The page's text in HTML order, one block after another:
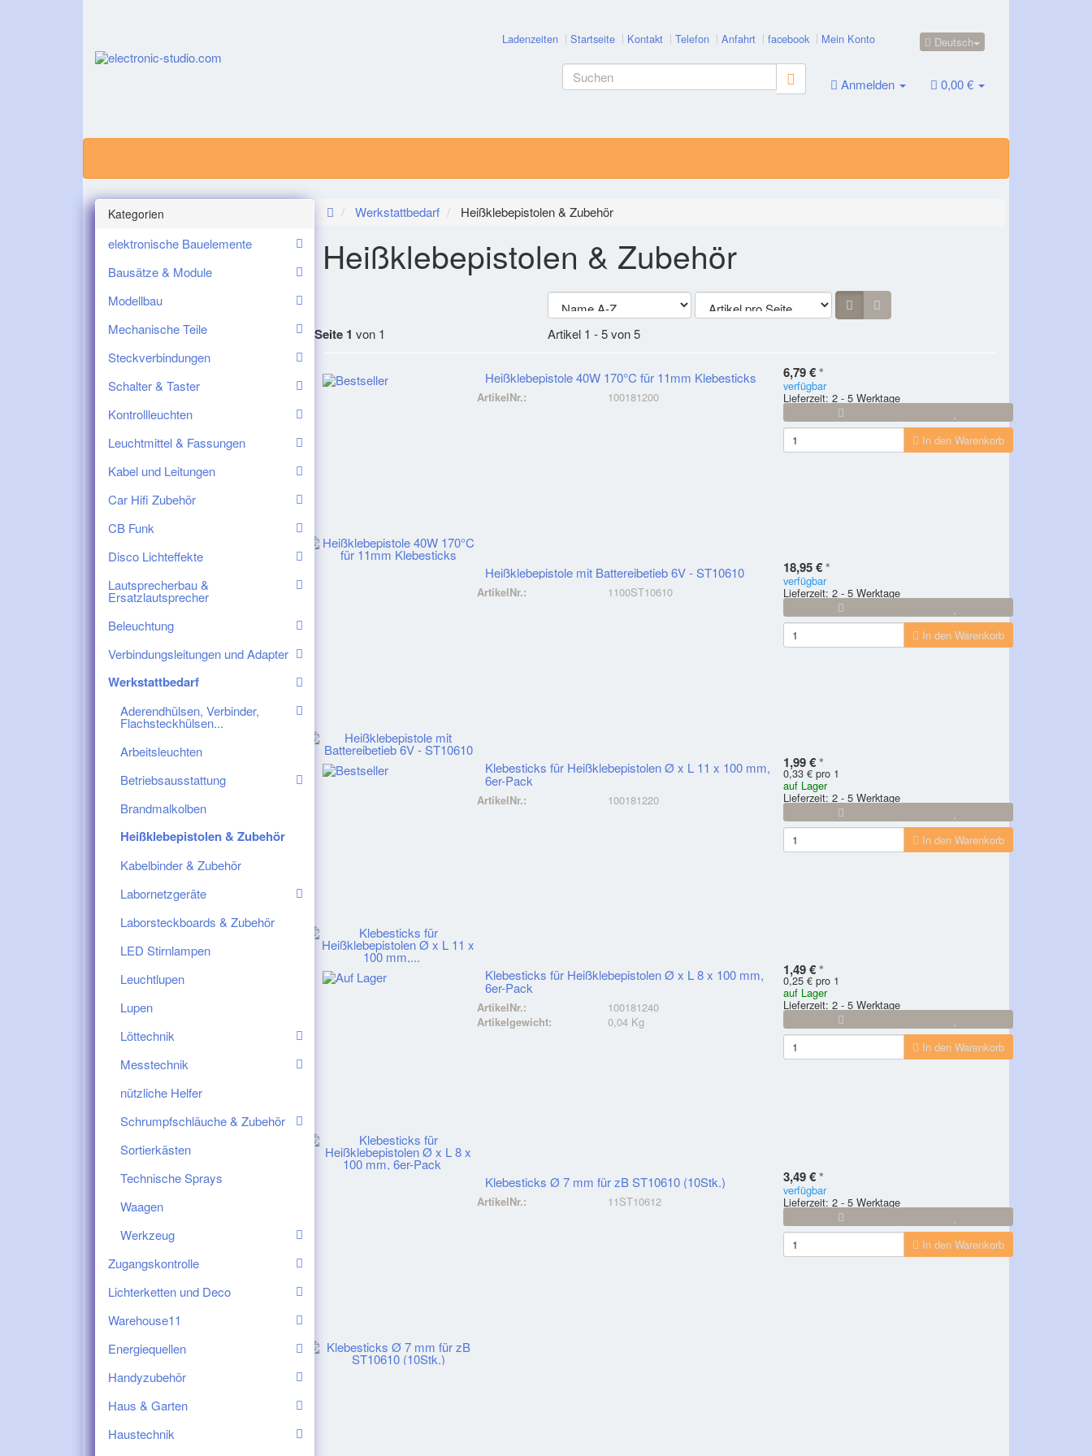
Deutsch
Ladenzeiten Startseite Kontakt Telefon Anfahrt facebook Mein Konto
Anmelden 0,00 €
Werkstattbedarf Heißklebepistolen & Zubehör
Heißklebepistolen & Zubehör
Seite 1 von 1 Artikel 1 - 5 von 5
Heißklebepistole 40W 170°C für 11mm Klebesticks
ArtikelNr.: 100181200
6,79 €*
verfügbar
Lieferzeit: 2 - 5 Werktage
In den Warenkorb
Heißklebepistole mit Battereibetieb 6V - ST10610
ArtikelNr.: 1100ST10610
18,95 €*
verfügbar
Lieferzeit: 2 - 5 Werktage
In den Warenkorb
Klebesticks für Heißklebepistolen Ø x L 11 x 100 mm,
6er-Pack
ArtikelNr.: 100181220
1,99 €*
0,33 € pro 1
auf Lager
Lieferzeit: 2 - 5 Werktage
In den Warenkorb
Klebesticks für Heißklebepistolen Ø x L 8 x 100 mm,
6er-Pack
ArtikelNr.:
100181240
Artikelgewicht:
0,04 Kg
1,49 €*
0,25 € pro 1
auf Lager
Lieferzeit: 2 - 5 Werktage
In den Warenkorb
Klebesticks Ø 7 mm für zB ST10610 (10Stk.)
ArtikelNr.: 11ST10612
3,49 €*
verfügbar
Lieferzeit: 2 - 5 Werktage
In den Warenkorb
Kategorien
elektronische Bauelemente
Bausätze & Module
Modellbau
Mechanische Teile
Steckverbindungen
Schalter & Taster
Kontrollleuchten
Leuchtmittel & Fassungen
Kabel und Leitungen
Car Hifi Zubehör
CB Funk
Disco Lichteffekte
Lautsprecherbau &
Ersatzlautsprecher
Beleuchtung
Verbindungsleitungen und Adapter
Werkstattbedarf
Aderendhülsen, Verbinder,
Flachsteckhülsen...
Arbeitsleuchten
Betriebsausstattung
Brandmalkolben
Heißklebepistolen & Zubehör
Kabelbinder & Zubehör
Labornetzgeräte
Laborsteckboards & Zubehör
LED Stirnlampen
Leuchtlupen
Lupen
Löttechnik
Messtechnik
nützliche Helfer
Schrumpfschläuche & Zubehör
Sortierkästen
Technische Sprays
Waagen
Werkzeug
Zugangskontrolle
Lichterketten und Deco
Warehouse11
Energiequellen
Handyzubehör
Haus & Garten
Haustechnik